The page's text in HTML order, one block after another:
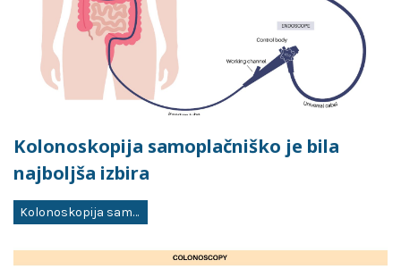
Kolonoskopija samoplačniško je bila
najboljša izbira
Kolonoskopija samoplačniško